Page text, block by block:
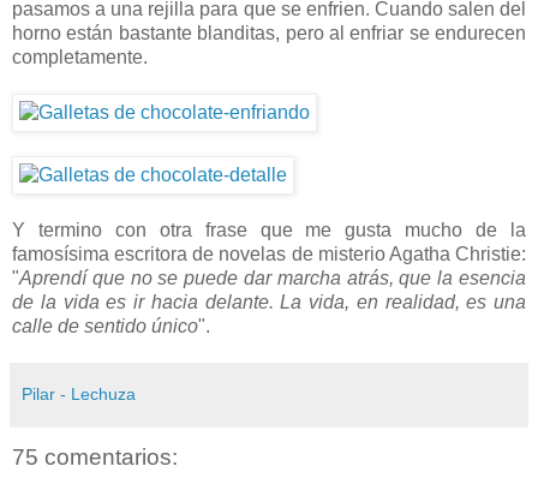
pasamos a una rejilla para que se enfrien. Cuando salen del
horno están bastante blanditas, pero al enfriar se endurecen
completamente.
Y termino con otra frase que me gusta mucho de la
famosísima escritora de novelas de misterio Agatha Christie:
"Aprendí que no se puede dar marcha atrás, que la esencia
de la vida es ir hacia delante. La vida, en realidad, es una
calle de sentido único".
Pilar - Lechuza
75 comentarios: